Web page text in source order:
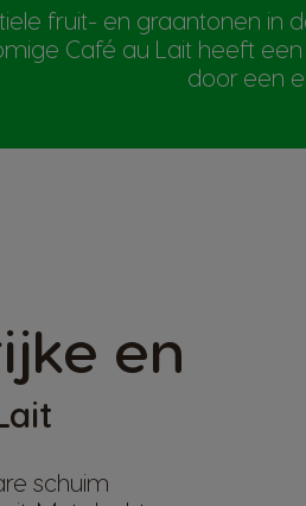
fruit- en graantonen
Café au Lait heeft
door een
en
schuim